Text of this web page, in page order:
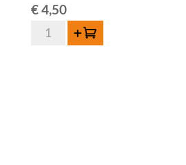
€4,50
Hanssens
Toevoegen